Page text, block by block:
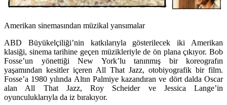
Amerikan sinemasından müzikal yansımalar
ABD Büyükelçiliği’nin katkılarıyla gösterilecek iki Amerikan
klasiği, sinema tarihine geçen müzikleriyle de ön plana çıkıyor. Bob
Fosse’un yönettiği New York’lu tanınmış bir koreografın
yaşamından kesitler içeren All That Jazz, otobiyografik bir film.
Fosse’a 1980 yılında Altın Palmiye kazandıran ve dört dalda Oscar
alan All That Jazz, Roy Scheider ve Jessica Lange’in
oyunculuklarıyla da iz bırakıyor.